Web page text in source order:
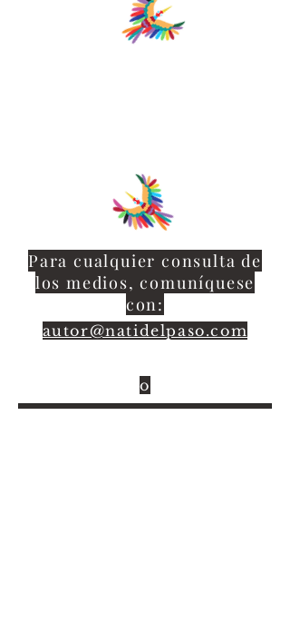
Para cualquier consulta de
los medios, comuníquese
con:
autor@natidelpaso.com
o